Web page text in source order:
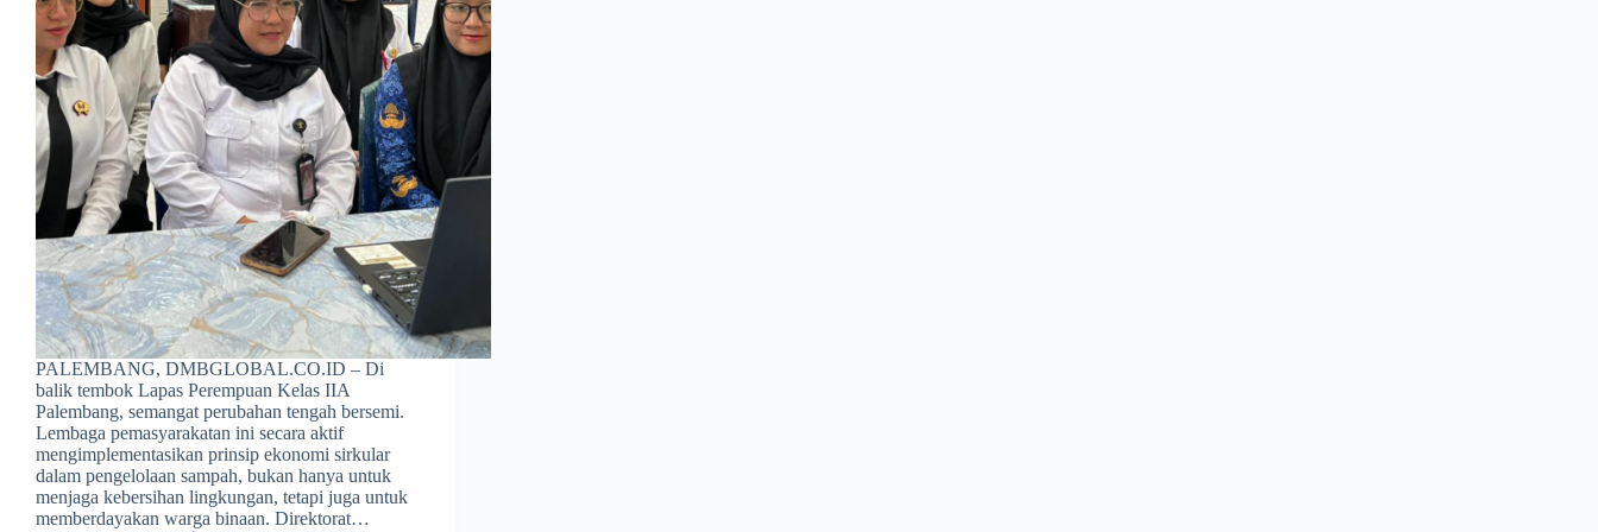
PALEMBANG, DMBGLOBAL.CO.ID – Di
balik tembok Lapas Perempuan Kelas IIA
Palembang, semangat perubahan tengah bersemi.
Lembaga pemasyarakatan ini secara aktif
mengimplementasikan prinsip ekonomi sirkular
dalam pengelolaan sampah, bukan hanya untuk
menjaga kebersihan lingkungan, tetapi juga untuk
memberdayakan warga binaan. Direktorat…